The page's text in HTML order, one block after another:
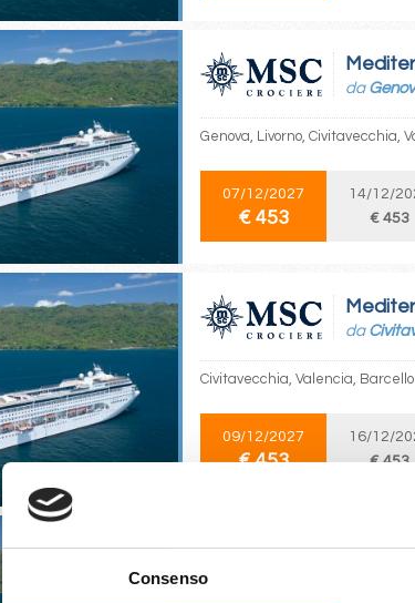
Consenso
da
Genova, Livorno, Civitavecchia,
07/12/2027
€ 453
14/12/
€ 453
da
Civitavecchia, Valencia,
09/12/2027
€ 453
16/12/
€ 453